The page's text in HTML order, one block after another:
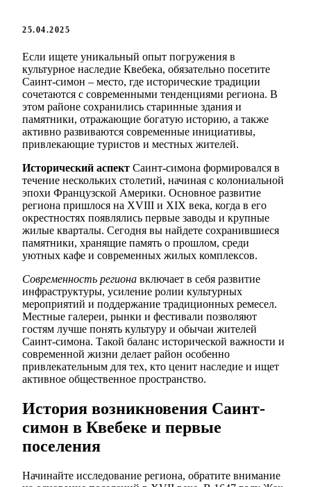
25.04.2025
Если ищете уникальный опыт погружения в
культурное наследие Квебека, обязательно посетите
Саинт-симон – место, где исторические традиции
сочетаются с современными тенденциями региона. В
этом районе сохранились старинные здания и
памятники, отражающие богатую историю, а также
активно развиваются современные инициативы,
привлекающие туристов и местных жителей.
Исторический аспект Саинт-симона формировался в
течение нескольких столетий, начиная с колониальной
эпохи Французской Америки. Основное развитие
региона пришлося на XVIII и XIX века, когда в его
окрестностях появлялись первые заводы и крупные
жилые кварталы. Сегодня вы найдете сохранившиеся
памятники, хранящие память о прошлом, среди
уютных кафе и современных жилых комплексов.
Современность региона включает в себя развитие
инфраструктуры, усиление ролии культурных
мероприятий и поддержание традиционных ремесел.
Местные галереи, рынки и фестивали позволяют
гостям лучше понять культуру и обычаи жителей
Саинт-симона. Такой баланс исторической важности и
современной жизни делает район особенно
привлекательным для тех, кто ценит наследие и ищет
активное общественное пространство.
История возникновения Саинт-
симон в Квебеке и первые
поселения
Начинайте исследование региона, обратите внимание